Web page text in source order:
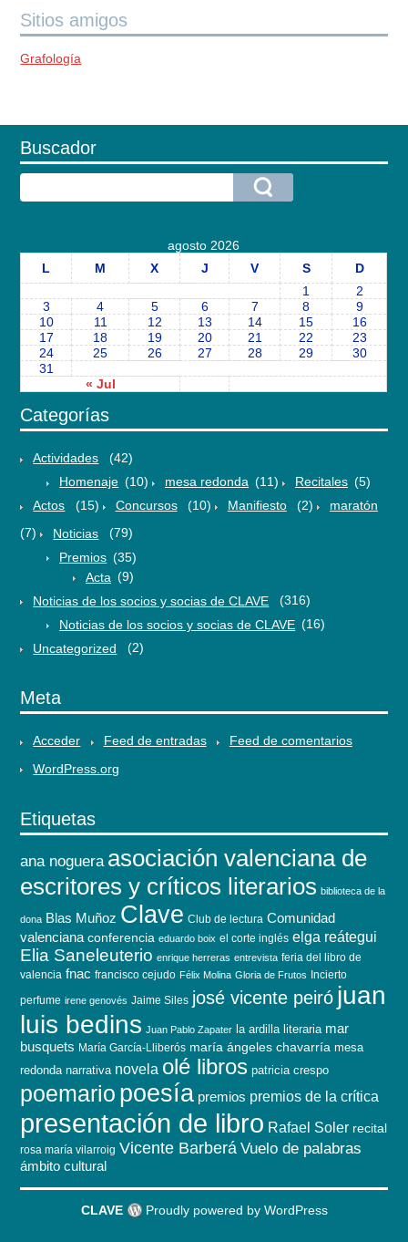
Sitios amigos
Grafología
Buscador
agosto 2026
L
M X J V S D
« Jul
1
2
3
4 5 6 7 8
9
10
11 12 13 14 15
16
17
18 19 20 21 22
23
24
25 26 27 28 29
30
31
Categorías
Actividades
(42)
Homenaje (10) mesa redonda (11) Recitales (5)
Actos
(15) Concursos (10) Manifiesto (2)
maratón
(7)
Noticias
(79)
Premios (35)
Acta (9)
Noticias de los socios y socias de CLAVE
(316)
Noticias de los socios y socias de CLAVE (16)
Uncategorized
(2)
Meta
Acceder Feed de entradas
Feed de comentarios
WordPress.org
Etiquetas
ana noguera asociación valenciana de
escritores y críticos literarios biblioteca de la
dona Blas Muñoz Clave Club de lectura Comunidad
valenciana conferencia eduardo boix el corte inglés elga reátegui
Elia Saneleuterio enrique herreras entrevista feria del libro de
valencia fnac francisco cejudo Félix Molina Gloria de Frutos Incierto
perfume irene genovés Jaime Siles josé vicente peiró juan
luis bedins Juan Pablo Zapater la ardilla literaria mar
busquets María García-Lliberós maría ángeles chavarría mesa
redonda narrativa novela olé libros patricia crespo
poemario poesía premios premios de la crítica
presentación de libro Rafael Soler recital
rosa maría vilarroig Vicente Barberá Vuelo de palabras
ámbito cultural
CLAVE Proudly powered by WordPress